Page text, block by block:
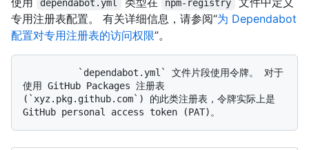
dependabot.yml npm-registry
专用注册表配置。 有关详细信息，请参阅“为 Dependabot
配置对专用注册表的访问权限”。
使用 GitHub Packages 注册表
(`xyz.pkg.github.com`) 的此类注册表，令牌实际上是